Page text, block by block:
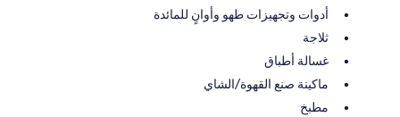
أدوات وتجهيزات طهو وأوانٍ للمائدة
ثلاجة
غسالة أطباق
ماكينة صنع القهوة/الشاي
مطبخ